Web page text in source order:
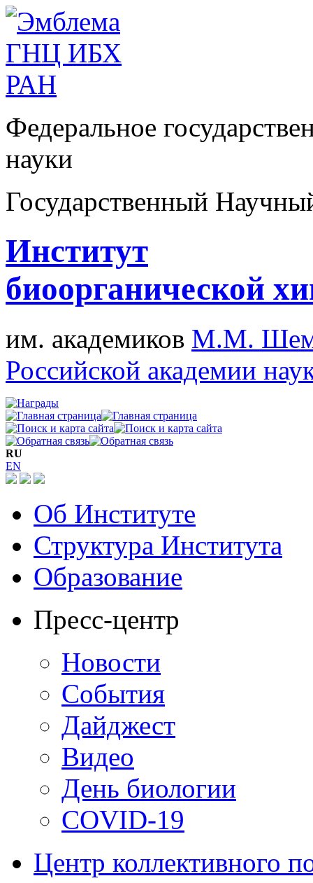
Федеральное
науки
Государственный
Институт
биоорганической
им. академиков М.М.
Российской академии
RU
EN
Об Институте
Структура Института
Образование
Пресс-центр
Новости
События
Дайджест
Видео
День биологии
COVID-19
Центр коллективного